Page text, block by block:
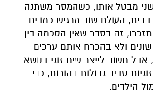
מבטל אותו, כשהמסר משתנה
העולם שוב מרגיש כמו ים
זה בסדר שאין הסכמה בין
שונים ולא בהכרח אותם ערכים
אבל חשוב לייצר שיח זוגי בנושא
סביב גבולות בהורות, כדי
הילדים.